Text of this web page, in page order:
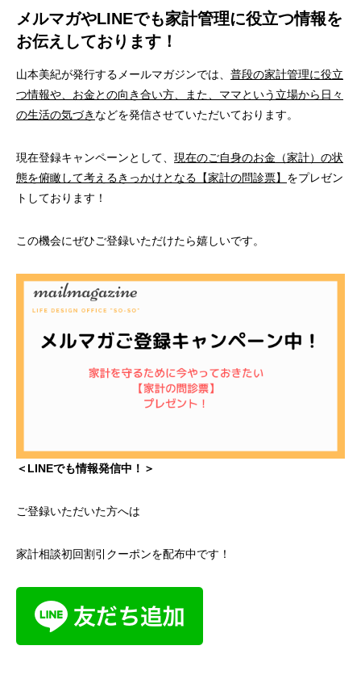
メルマガやLINEでも家計管理に役立つ情報を
お伝えしております！
山本美紀が発行するメールマガジンでは、 普段の家計管理に役立
つ情報や、お金との向き合い方、また、ママという立場から日々
の生活の気づき などを発信させていただいております。
現在登録キャンペーンとして、 現在のご自身のお金（家計）の状
態を俯瞰して考えるきっかけとなる【家計の問診票】 をプレゼン
トしております！
この機会にぜひご登録いただけたら嬉しいです。
＜LINEでも情報発信中！＞
ご登録いただいた方へは
家計相談初回割引クーポンを配布中です！